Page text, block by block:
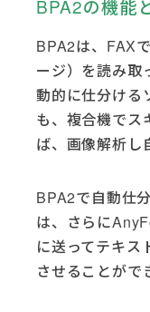
BPA2の機能
BPA2は、FAX
ージ）を読み取
動的に仕分ける
も、複合機でス
ば、画像解析し
BPA2で自動仕
は、さらに
に送ってテキス
させることがで